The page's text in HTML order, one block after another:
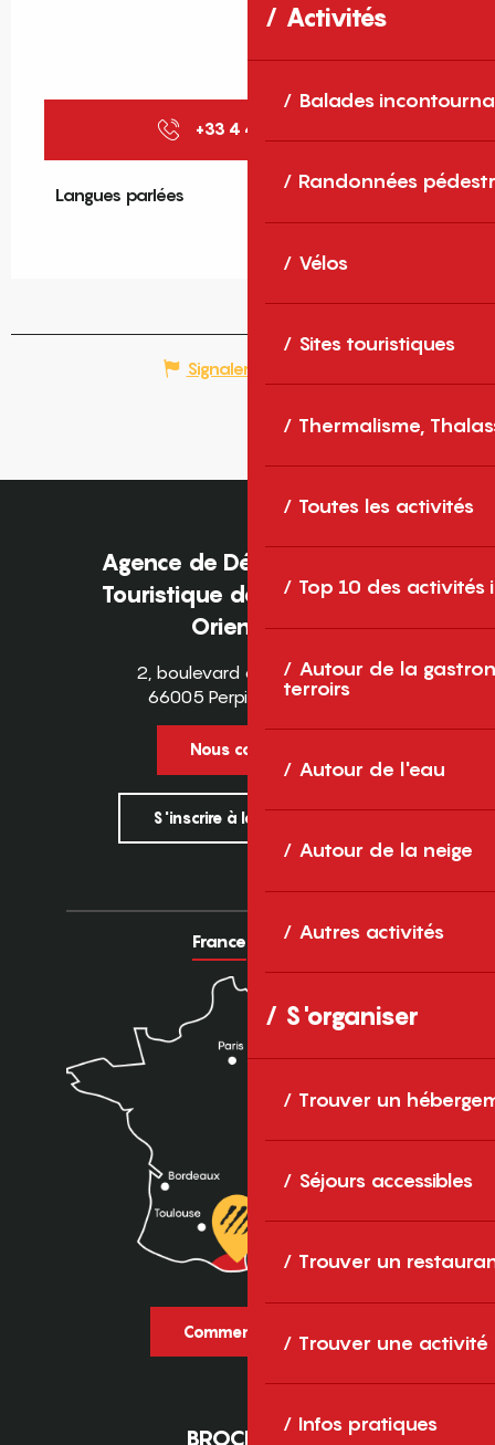
Activités
Balades
Randonnées
Vélos
Sites touristiques
Thermalisme,
Toutes les activités
Top 10 des activités
Autour de la
terroirs
Autour de l'eau
Autour de la neige
Autres activités
S'organiser
Trouver un
Séjours accessibles
Trouver un
Trouver une activité
Infos pratiques
+33 4 48 98 00
Langues parlées
Langues parlées
Signaler une erreur
Agence de Développement
Touristique des Pyrénées-
Orientales
2, boulevard des Pyrénées
66005 Perpignan Cedex
Nous contacter
S'inscrire à la newsletter
France Europe
Comment venir ?
BROCHURES